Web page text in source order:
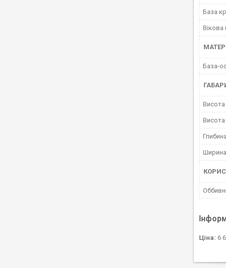
База
Вікова
База-
Висота
Висота
Ширина
Ціна: 6